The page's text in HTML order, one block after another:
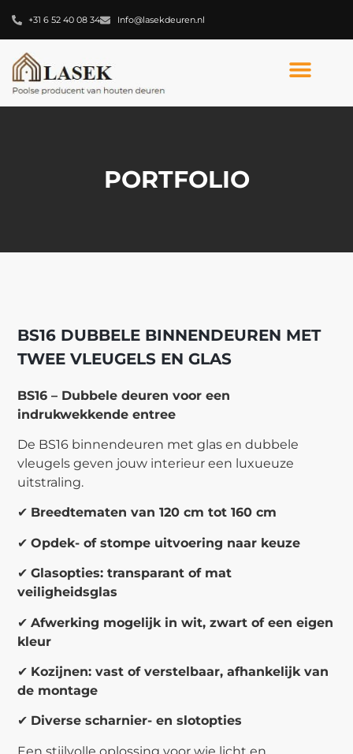
+31 6 52 40 08 34 Info@lasekdeuren.nl
PORTFOLIO
BS16 DUBBELE BINNENDEUREN MET
TWEE VLEUGELS EN GLAS
BS16 – Dubbele deuren voor een
indrukwekkende entree
De BS16 binnendeuren met glas en dubbele
vleugels geven jouw interieur een luxueuze
uitstraling.
✔ Breedtematen van 120 cm tot 160 cm
✔Opdek- of stompe uitvoering naar keuze
✔Glasopties: transparant of mat
veiligheidsglas
✔Afwerking mogelijk in wit, zwart of een eigen
kleur
✔ Kozijnen: vast of verstelbaar, afhankelijk van
de montage
✔ Diverse scharnier- en slotopties